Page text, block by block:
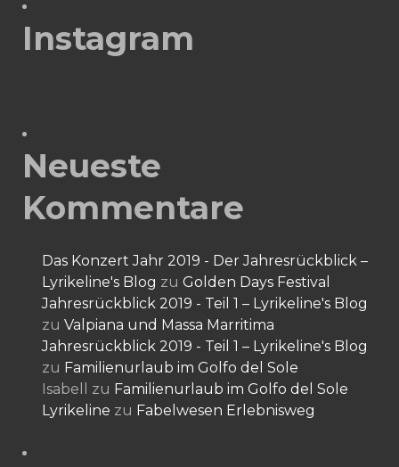
Instagram
Neueste
Kommentare
Das Konzert Jahr 2019 - Der Jahresrückblick –
Lyrikeline's Blog zu Golden Days Festival
Jahresrückblick 2019 - Teil 1 – Lyrikeline's Blog
zu Valpiana und Massa Marritima
Jahresrückblick 2019 - Teil 1 – Lyrikeline's Blog
zu Familienurlaub im Golfo del Sole
Isabell
zu Familienurlaub im Golfo del Sole
Lyrikeline zu Fabelwesen Erlebnisweg